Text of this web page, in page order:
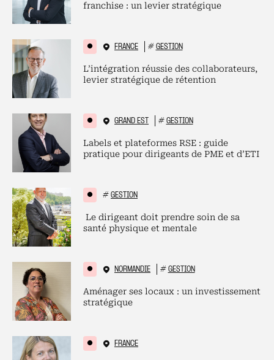
franchise : un levier stratégique
FRANCE # GESTION
L’intégration réussie des collaborateurs,
levier stratégique de rétention
GRAND EST # GESTION
Labels et plateformes RSE : guide
pratique pour dirigeants de PME et d’ETI
# GESTION
Le dirigeant doit prendre soin de sa
santé physique et mentale
NORMANDIE # GESTION
Aménager ses locaux : un investissement
stratégique
FRANCE